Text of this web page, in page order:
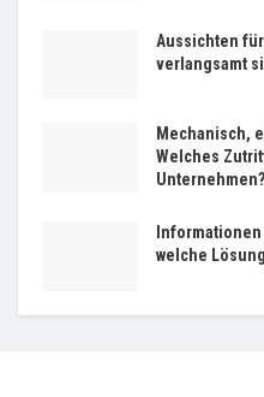
Aussichten
verlangsamt
Mechanisch,
Welches
Unternehmen?
welche